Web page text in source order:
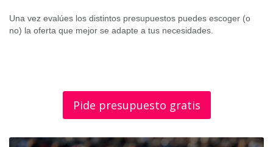
Una vez evalúes los distintos presupuestos puedes escoger (o
no) la oferta que mejor se adapte a tus necesidades.
Pide presupuesto gratis